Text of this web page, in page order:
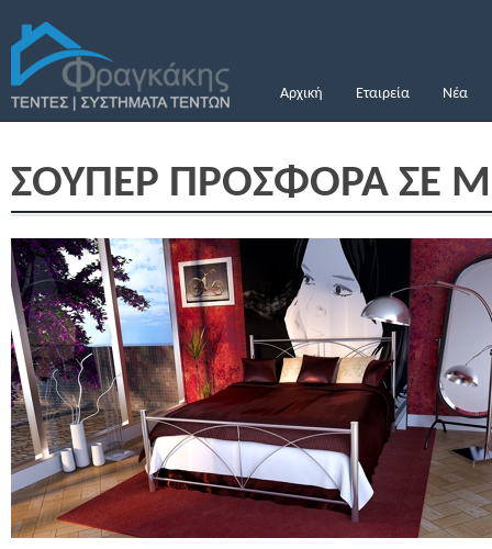
Αρχική Εταιρεία Νέα
ΣΟΥΠΕΡ ΠΡΟΣΦΟΡΑ ΣΕ